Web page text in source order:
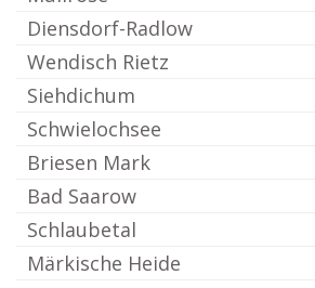
Diensdorf-Radlow
Wendisch Rietz
Siehdichum
Schwielochsee
Briesen Mark
Bad Saarow
Schlaubetal
Märkische Heide